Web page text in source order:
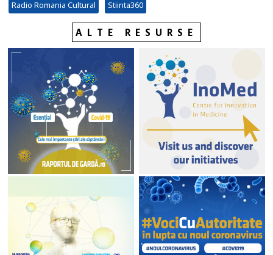
Radio Romania Cultural Stiinta360
ALTE RESURSE